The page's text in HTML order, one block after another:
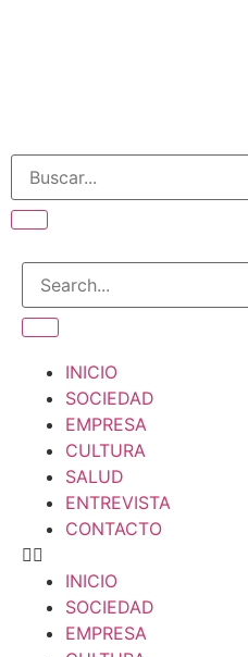
INICIO
SOCIEDAD
EMPRESA
CULTURA
SALUD
ENTREVISTA
CONTACTO
INICIO
SOCIEDAD
EMPRESA